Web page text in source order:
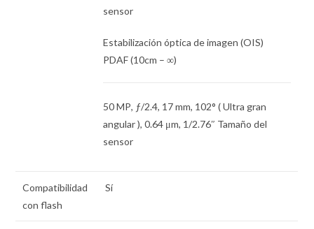
sensor
Estabilización óptica de imagen (OIS)
PDAF (10cm – ∞)
50 MP, ƒ/2.4, 17 mm, 102° ( Ultra gran
angular ),0.64 μm, 1/2.76″ Tamaño del
sensor
Compatibilidad
con flash
Sí